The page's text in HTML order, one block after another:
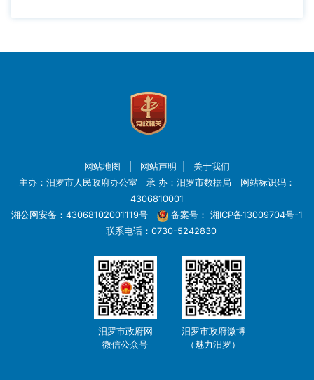
网站地图 网站声明
关于我们
主办：汨罗市人民政府办公室 承 办：汨罗市数据局 网站标识码：
4306810001
湘公网安备：43068102001119号
备案号： 湘ICP备13009704号-1
联系电话：0730-5242830
汨罗市政府网
微信公众号
汨罗市政府微博
（魅力汨罗）